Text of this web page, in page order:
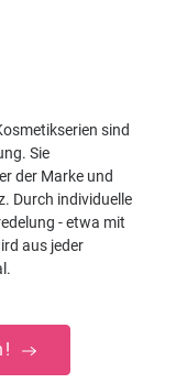
sind
Sie
der Marke und
Durch individuelle
- etwa mit
aus jeder